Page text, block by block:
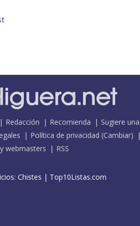
Redacción Recomienda
Sugiere
Política de privacidad (Cambiar)
webmasters
RSS
Chistes | Top10Listas.com